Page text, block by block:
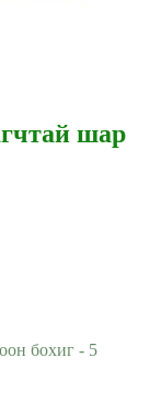
шар
бохиг - 5